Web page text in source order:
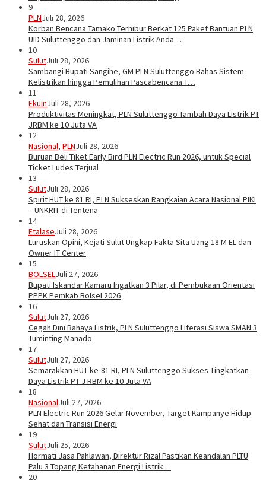
9
PLNJuli 28, 2026
Korban Bencana Tamako Terhibur Berkat 125 Paket Bantuan PLN
UID Suluttenggo dan Jaminan Listrik Anda…
10
SulutJuli 28, 2026
Sambangi Bupati Sangihe, GM PLN Suluttenggo Bahas Sistem
Kelistrikan hingga Pemulihan Pascabencana T…
11
EkuinJuli 28, 2026
Produktivitas Meningkat, PLN Suluttenggo Tambah Daya Listrik PT
JRBM ke 10 Juta VA
12
Nasional, PLNJuli 28, 2026
Buruan Beli Tiket Early Bird PLN Electric Run 2026, untuk Special
Ticket Ludes Terjual
13
SulutJuli 28, 2026
Spirit HUT ke 81 RI, PLN Sukseskan Rangkaian Acara Nasional PIKI
– UNKRIT di Tentena
14
EtalaseJuli 28, 2026
Luruskan Opini, Kejati Sulut Ungkap Fakta Sita Uang 18 M EL dan
Owner IT Center
15
BOLSELJuli 27, 2026
Bupati Iskandar Kamaru Ingatkan 3 Pilar, di Pembukaan Orientasi
PPPK Pemkab Bolsel 2026
16
SulutJuli 27, 2026
Cegah Dini Bahaya Listrik, PLN Suluttenggo Literasi Siswa SMAN 3
Tuminting Manado
17
SulutJuli 27, 2026
Semarakkan HUT ke-81 RI, PLN Suluttenggo Sukses Tingkatkan
Daya Listrik PT J RBM ke 10 Juta VA
18
NasionalJuli 27, 2026
PLN Electric Run 2026 Gelar November, Target Kampanye Hidup
Sehat dan Transisi Energi
19
SulutJuli 25, 2026
Hormati Jasa Pahlawan, Direktur Rizal Pastikan Keandalan PLTU
Palu 3 Topang Ketahanan Energi Listrik…
20